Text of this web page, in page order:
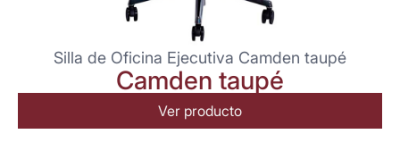
Silla de Oficina Ejecutiva Camden taupé
Camden taupé
Ver producto